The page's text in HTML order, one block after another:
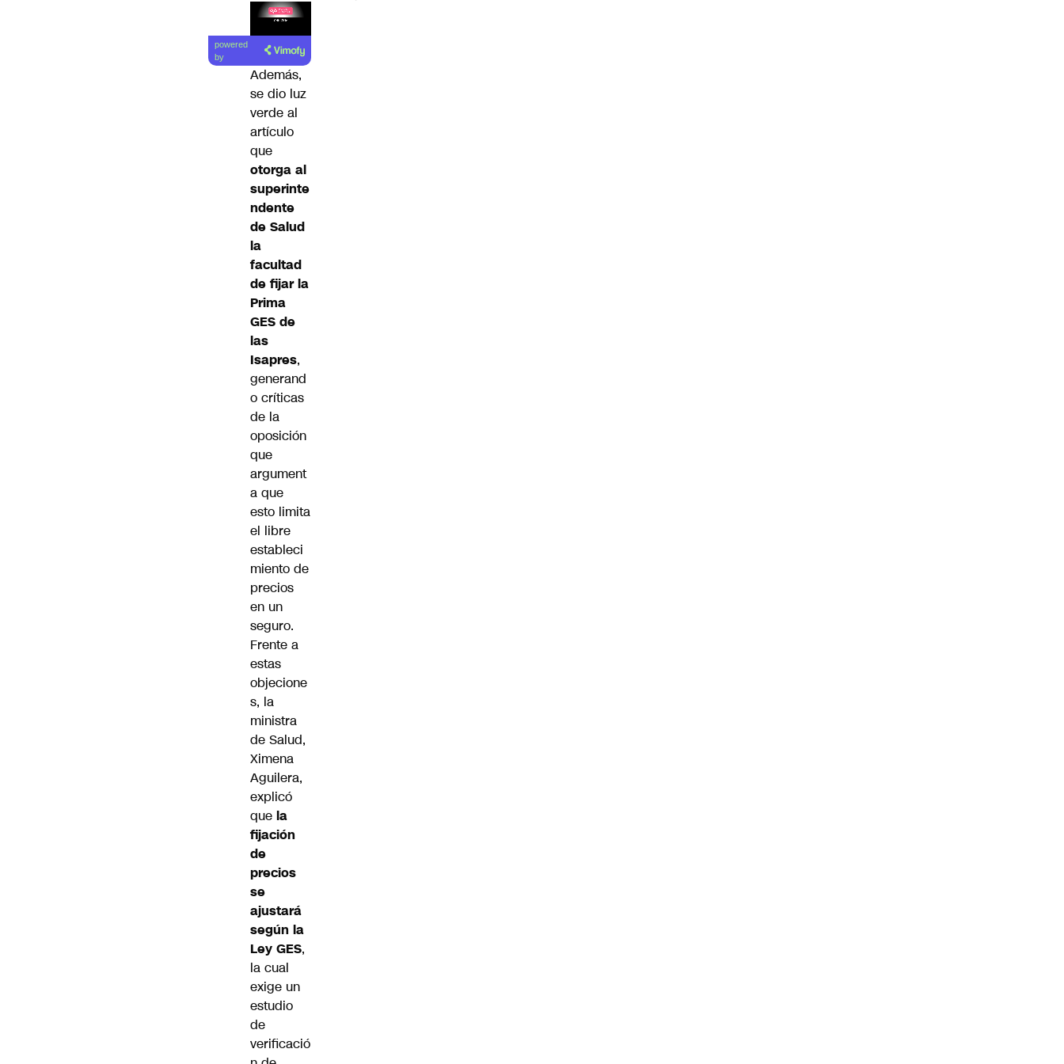
Lea el
artículo
powered
by
Además,
se dio luz
verde al
artículo
que
otorga al
superinte
ndente
de Salud
la
facultad
de fijar la
Prima
GES de
las
Isapres,
generand
o críticas
de la
oposición
que
argument
a que
esto limita
el libre
estableci
miento de
precios
en un
seguro.
Frente a
estas
objecione
s, la
ministra
de Salud,
Ximena
Aguilera,
explicó
que la
fijación
de
precios
se
ajustará
según la
Ley GES,
la cual
exige un
estudio
de
verificació